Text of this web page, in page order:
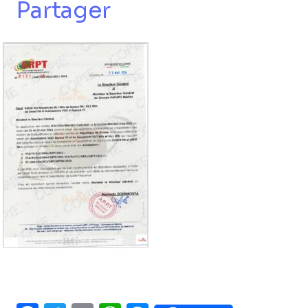
Partager